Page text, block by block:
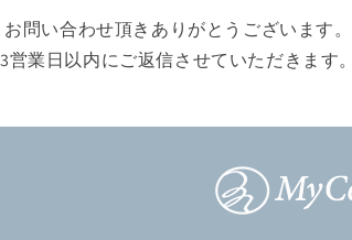
お問い合わせ頂きありがとうございます。
3営業日以内にご返信させていただきます。